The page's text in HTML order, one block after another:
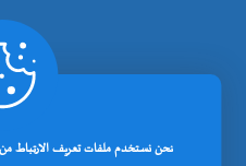
.
نحن نستخدم ملفات تعريف الارتباط